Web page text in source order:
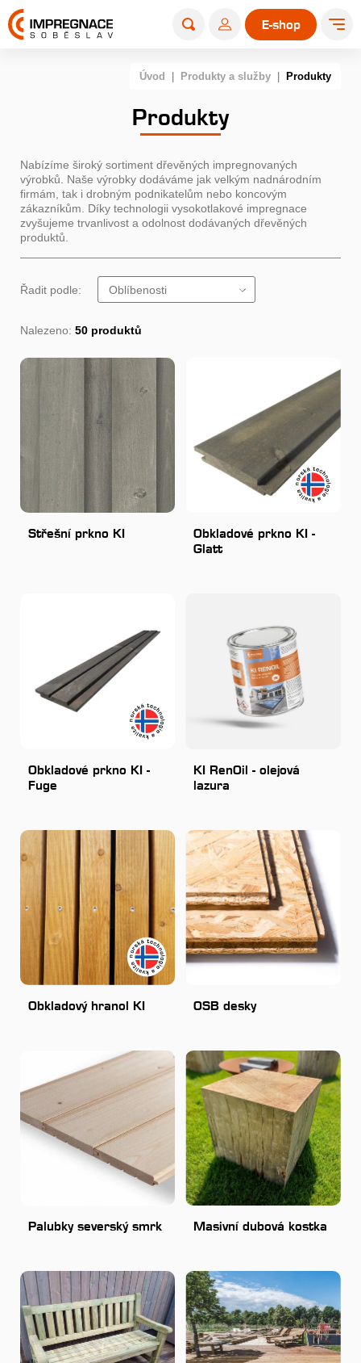
E-shop
Úvod Produkty a služby Produkty
Produkty
Nabízíme široký sortiment dřevěných impregnovaných
výrobků. Naše výrobky dodáváme jak velkým nadnárodním
firmám, tak i drobným podnikatelům nebo koncovým
zákazníkům. Díky technologii vysokotlakové impregnace
zvyšujeme trvanlivost a odolnost dodávaných dřevěných
produktů.
Řadit podle: Oblíbenosti
Nalezeno: 50 produktů
Střešní prkno KI
Obkladové prkno KI -
Glatt
Obkladové prkno KI -
Fuge
KI RenOil - olejová
lazura
Obkladový hranol KI OSB desky
Palubky severský smrk Masivní dubová kostka